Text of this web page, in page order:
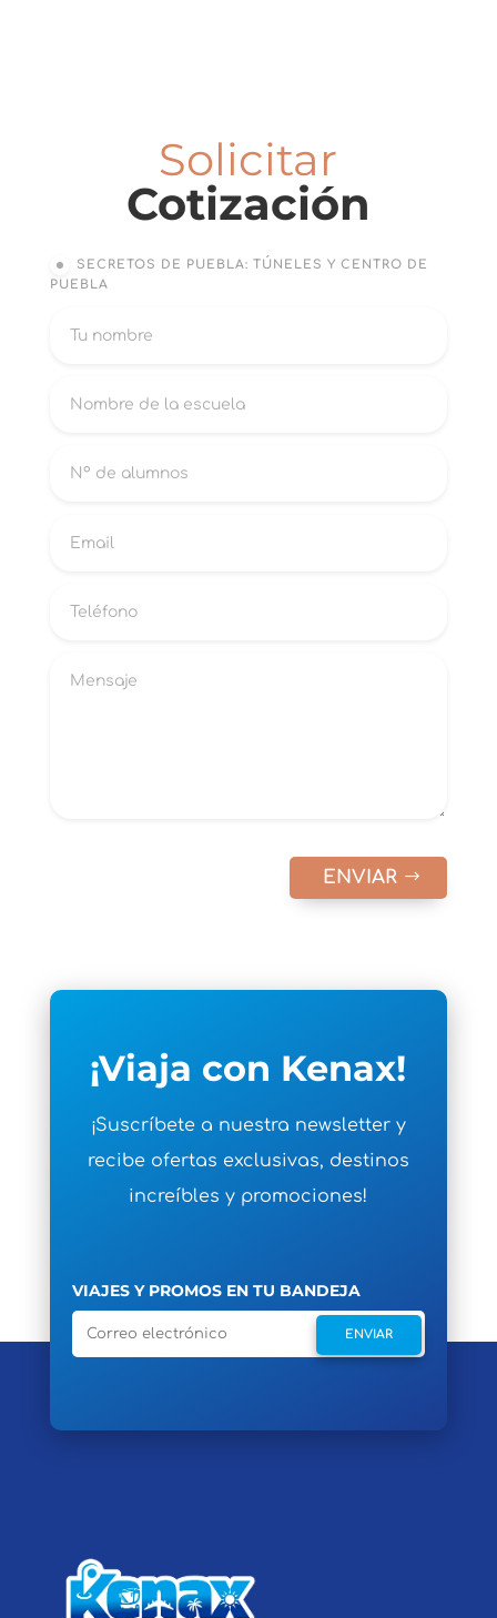
Solicitar
Cotización
SECRETOS DE PUEBLA: TÚNELES Y CENTRO DE
PUEBLA
ENVIAR
¡Viaja con Kenax!
¡Suscríbete a nuestra newsletter y
recibe ofertas exclusivas, destinos
increíbles y promociones!
VIAJES Y PROMOS EN TU BANDEJA
ENVIAR